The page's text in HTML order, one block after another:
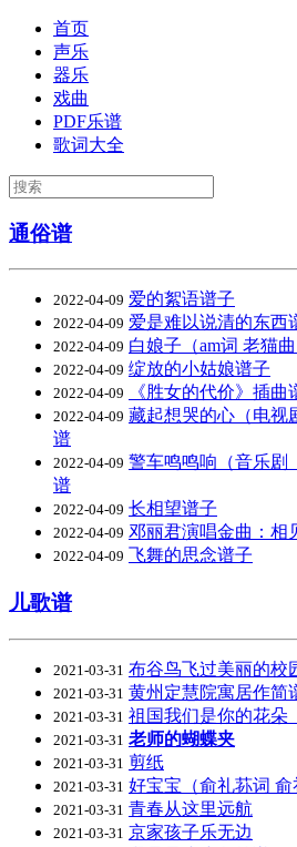
首页
声乐
器乐
戏曲
PDF乐谱
歌词大全
通俗谱
2022-04-09 爱的絮语谱子
2022-04-09 爱是难以说清的东西
2022-04-09 白娘子（am词 老猫
2022-04-09 绽放的小姑娘谱子
2022-04-09 《胜女的代价》插曲
2022-04-09 藏起想哭的心（电视
谱
2022-04-09 警车鸣鸣响（音乐剧
谱
2022-04-09 长相望谱子
2022-04-09 邓丽君演唱金曲：相
2022-04-09 飞舞的思念谱子
儿歌谱
2021-03-31 布谷鸟飞过美丽的校
2021-03-31 黄州定慧院寓居作简
2021-03-31 祖国我们是你的花朵
2021-03-31 老师的蝴蝶夹
2021-03-31 剪纸
2021-03-31 好宝宝（俞礼荪词 俞
2021-03-31 青春从这里远航
2021-03-31 京家孩子乐无边